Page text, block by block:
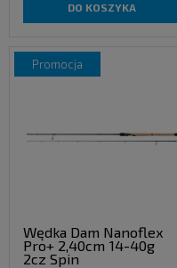
DO KOSZYKA
Wędka Dam Nanoflex
Pro+ 2,40cm 14-40g
2cz Spin
promocja